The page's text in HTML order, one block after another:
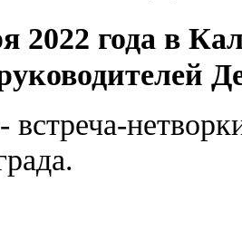
2022 года в
встреча-